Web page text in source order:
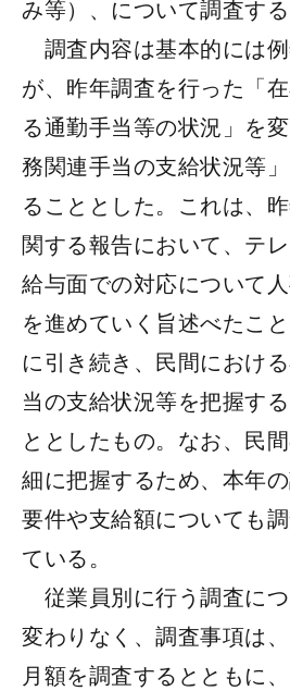
み等）、について調査する
調査内容は基本的には
が、昨年調査を行った「
る通勤手当等の状況」を
務関連手当の支給状況等
ることとした。これは、
関する報告において、テ
給与面での対応について
を進めていく旨述べたこ
に引き続き、民間におけ
当の支給状況等を把握す
ととしたもの。なお、民
細に把握するため、本年
要件や支給額についても
ている。
従業員別に行う調査に
変わりなく、調査事項は
月額を調査するとともに